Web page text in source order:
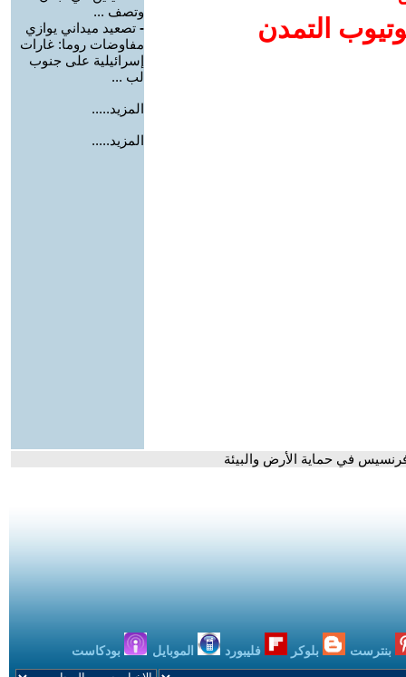
التمدن
وتصف ...
- تصعيد ميداني يوازي
مفاوضات روما: غارات
إسرائيلية على جنوب
لب ...
المزيد.....
المزيد.....
فرنسيس في حماية الأرض والبيئة
بنترست بلوكر فليبورد الموبايل بودكاست